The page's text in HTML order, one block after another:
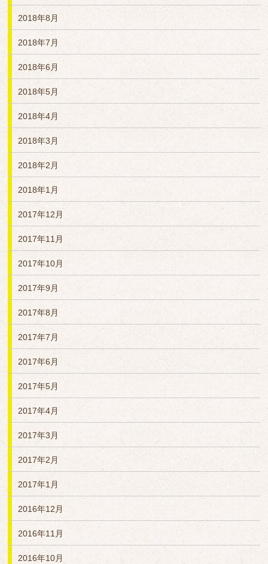
2018年8月
2018年7月
2018年6月
2018年5月
2018年4月
2018年3月
2018年2月
2018年1月
2017年12月
2017年11月
2017年10月
2017年9月
2017年8月
2017年7月
2017年6月
2017年5月
2017年4月
2017年3月
2017年2月
2017年1月
2016年12月
2016年11月
2016年10月